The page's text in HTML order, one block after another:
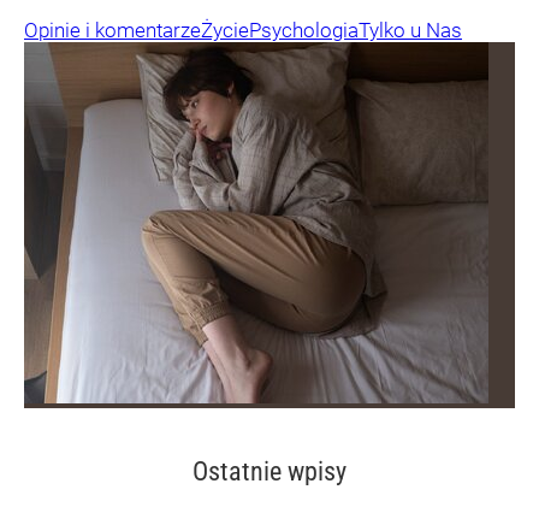
Opinie i komentarzeŻyciePsychologiaTylko u Nas
Ostatnie wpisy